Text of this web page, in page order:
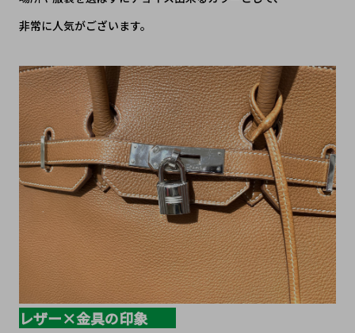
非常に人気がございます。
レザー×金具の印象